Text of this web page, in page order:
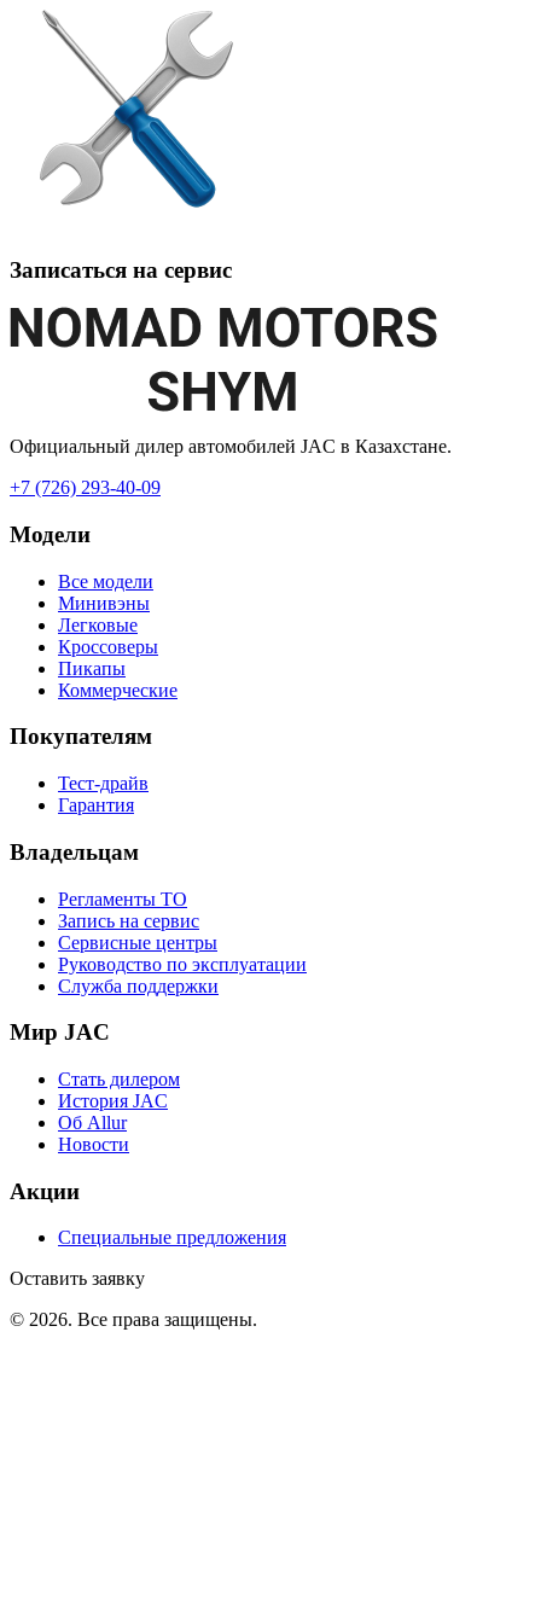
Записаться на сервис
Официальный дилер автомобилей JAC в Казахстане.
+7 (726) 293-40-09
Модели
Все модели
Минивэны
Легковые
Кроссоверы
Пикапы
Коммерческие
Покупателям
Тест-драйв
Гарантия
Владельцам
Регламенты ТО
Запись на сервис
Сервисные центры
Руководство по эксплуатации
Служба поддержки
Мир JAC
Стать дилером
История JAC
Об Allur
Новости
Акции
Специальные предложения
Оставить заявку
© 2026. Все права защищены.